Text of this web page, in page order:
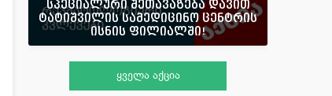
სპეციალური შეთავაზება დავით
ტატიშვილის სამედიცინო ცენტრის
ისნის ფილიალში!
ყველა აქცია